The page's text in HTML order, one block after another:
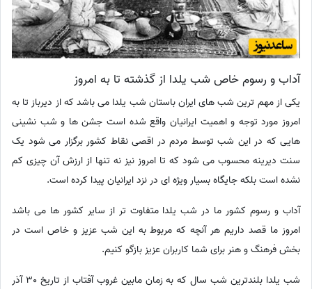
آداب و رسوم خاص شب یلدا از گذشته تا به امروز
یکی از مهم ترین شب های ایران باستان شب یلدا می باشد که از دیرباز تا به
امروز مورد توجه و اهمیت ایرانیان واقع شده است جشن ها و شب نشینی
هایی که در این شب توسط مردم در اقصی نقاط کشور برگزار می شود یک
سنت دیرینه محسوب می شود که تا امروز نیز نه تنها از ارزش آن چیزی کم
نشده است بلکه جایگاه بسیار ویژه ای در نزد ایرانیان پیدا کرده است.
آداب و رسوم کشور ما در شب یلدا متفاوت تر از سایر کشور ها می باشد
امروز ما قصد داریم هر آنچه که مربوط به این شب عزیز و خاص است در
بخش فرهنگ و هنر برای شما کاربران عزیز بازگو کنیم.
شب یلدا بلندترین شب سال که به زمان مابین غروب آفتاب از تاریخ 30 آذر